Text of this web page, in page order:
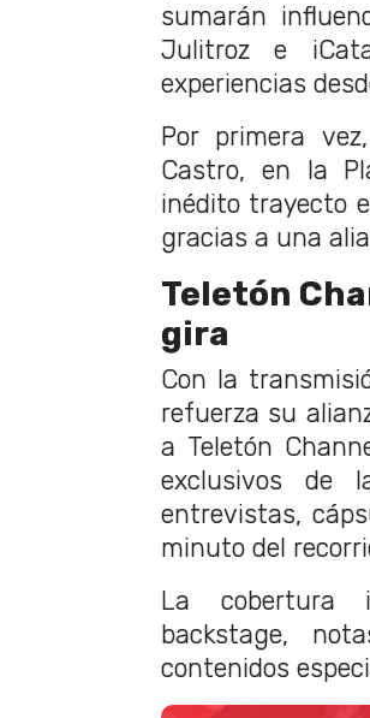
sumarán
Julitroz e
experiencias
Por primera
Castro, en la
inédito trayecto
gracias a una
Teletón
gira
Con la
refuerza su
a Teletón
exclusivos de
entrevistas,
minuto del
La cobertura
backstage,
contenidos